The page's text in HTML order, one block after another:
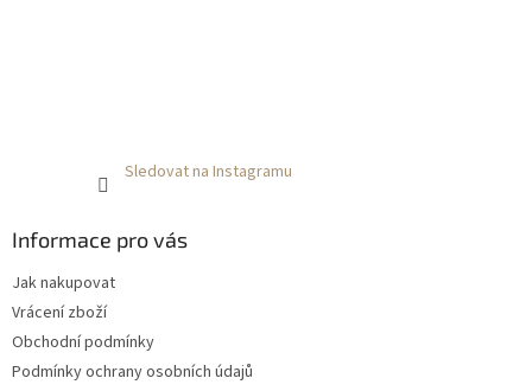
Sledovat na Instagramu
Informace pro vás
Jak nakupovat
Vrácení zboží
Obchodní podmínky
Podmínky ochrany osobních údajů